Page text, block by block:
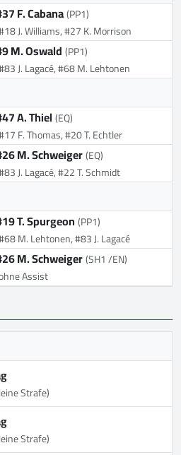
F. Cabana(PP1)
J. Williams, #27 K. Morrison
M. Oswald(PP1)
J. Lagacé, #68 M. Lehtonen
A. Thiel(EQ)
F. Thomas, #20 T. Echtler
M. Schweiger(EQ)
J. Lagacé, #22 T. Schmidt
T. Spurgeon(PP1)
M. Lehtonen, #83 J. Lagacé
M. Schweiger(SH1 /EN)
Assist
Strafe)
Strafe)